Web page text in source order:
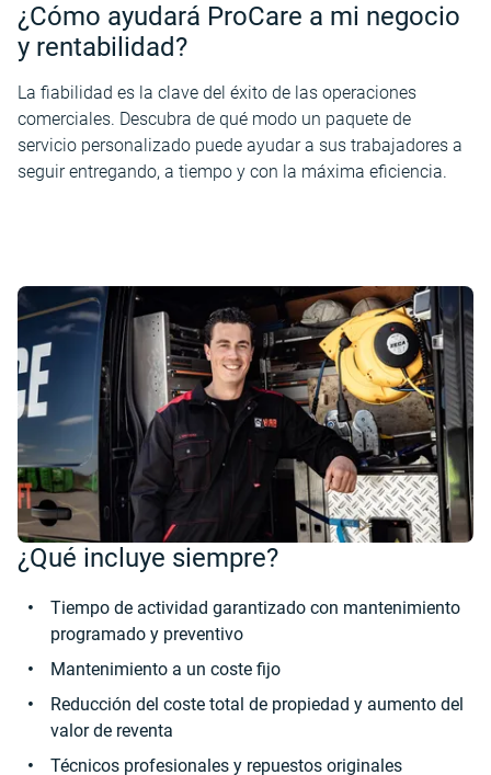
¿Cómo ayudará ProCare a mi negocio
y rentabilidad?
La fiabilidad es la clave del éxito de las operaciones
comerciales. Descubra de qué modo un paquete de
servicio personalizado puede ayudar a sus trabajadores a
seguir entregando, a tiempo y con la máxima eficiencia.
¿Qué incluye siempre?
Tiempo de actividad garantizado con mantenimiento
programado y preventivo
Mantenimiento a un coste fijo
Reducción del coste total de propiedad y aumento del
valor de reventa
Técnicos profesionales y repuestos originales